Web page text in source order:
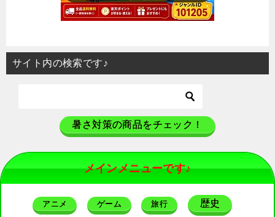
サイト内の検索です♪
暑さ対策の商品をチェック！
メインメニューです♪
アニメ ゲーム 旅行 歴史